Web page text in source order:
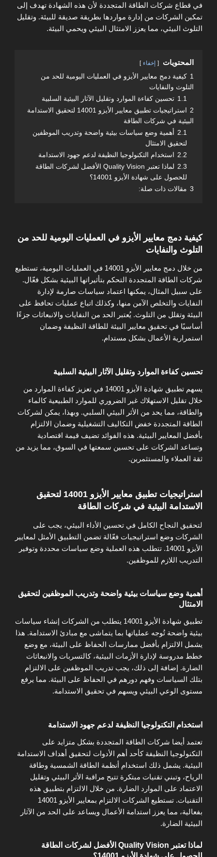
في قطاع شركات الطاقة المتجددة لأن هذه الشهادة تهدف إلى
تمكين الشركات من إدارة مواردها بطريقة صديقة للبيئة. وتقليل
التلوث البيئي، مما يعزز الامتثال البيئي ويحمي البيئة.
المحتويات إخفاء
1 كيفية دمج معايير الأيزو في العمليات اليومية للحد من
التلوث والنفايات
1.1 تحسين كفاءة الموارد وتقليل الآثار البيئية السلبية
2
استراتيجيات تطبيق معايير الأيزو 14001 لتحقيق الاستدامة
البيئية في شركات الطاقة
2.1 أهمية وضع سياسات بيئية واضحة وتدريب الموظفين
لتحقيق الامتثال
2.2 استخدام التكنولوجيا النظيفة لدعم جهود الاستدامة
2.3
لماذا تعتبر Quality Vision الأفضل لشركات الطاقة
للحصول على شهادة الأيزو 14001؟
3 مقالات ذات صلة:
كيفية دمج معايير الأيزو في العمليات اليومية للحد من
التلوث والنفايات
من خلال دمج معايير الأيزو 14001 في العمليات اليومية، تستطيع
شركات الطاقة المتجددة التحكم بتأثيراتها البيئية بشكل فعّال.
على سبيل المثال، يمكنها اعتماد سياسات صارمة لإدارة
النفايات والتخلص الآمن منها، وكذلك اتباع عمليات تحافظ على
البيئة وتقلل من التلوث. يُعتبر الحد من النفايات والانبعاثات جزءًا
أساسيًا في تحقيق معايير البيئة للطاقة النظيفة وضمان
استمرارية الأعمال بشكل مستدام.
تحسين كفاءة الموارد وتقليل الآثار البيئية السلبية
يسهم تطبيق شهادة الأيزو 14001 في تعزيز كفاءة الموارد من
خلال تقليل الاستهلاك غير الضروري للموارد الطبيعية كالماء
والطاقة، مما يحد من الأثر البيئي السلبي. وبهذا، يمكن لشركات
الطاقة المتجددة خفض التكاليف التشغيلية وضمان الالتزام
بأفضل المعايير البيئية. هذه الفوائد تضيف قيمة اقتصادية
وتساعد الشركات على تحسين سمعتها في السوق، مما يزيد من
ثقة العملاء والمستثمرين.
استراتيجيات تطبيق معايير الأيزو 14001 لتحقيق
الاستدامة البيئية في شركات الطاقة
لتحقيق النجاح الكامل في تحسين الأداء البيئي، يجب على
الشركات وضع استراتيجيات فعّالة تضمن التطبيق الأمثل لمعايير
الأيزو 14001. تتطلب هذه العملية وضع سياسات محددة وتوفير
التدريب اللازم للموظفين.
أهمية وضع سياسات بيئية واضحة وتدريب الموظفين لتحقيق
الامتثال
تطبيق شهادة الأيزو 14001 يتطلب من الشركات إنشاء سياسات
بيئية واضحة تُوجه عملياتها بما يتماشى مع مبادئ الاستدامة. هذا
يشمل الالتزام بأفضل ممارسات الحفاظ على البيئة، مع وضع
خطط مدروسة لإدارة الأزمات البيئية، كالتسربات والانبعاثات
الضارة. إضافة إلى ذلك، يجب تدريب الموظفين على الالتزام
بتلك السياسات وفهم دورهم في الحفاظ على البيئة. مما يرفع
مستوى الوعي البيئي ويسهم في تحقيق الاستدامة.
استخدام التكنولوجيا النظيفة لدعم جهود الاستدامة
تعتمد أيضا شركات الطاقة المتجددة بشكل متزايد على
التكنولوجيا النظيفة كأحد أهم الأدوات لتحقيق أهداف الاستدامة
البيئية. يشمل ذلك استخدام أنظمة الطاقة الشمسية وطاقة
الرياح، وتبني تقنيات مبتكرة تتيح مراقبة الأثر البيئي وتقليل
الاعتماد على الموارد الضارة. من خلال الالتزام بتطبيق هذه
التقنيات. تستطيع الشركات الالتزام بمعايير الأيزو 14001
بفعالية، مما يعزز استدامة الأعمال ويساعد على الحد من الآثار
البيئية الضارة.
لماذا تعتبر Quality Vision الأفضل لشركات الطاقة